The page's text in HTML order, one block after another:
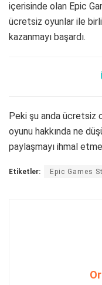
içerisinde olan Epic
ücretsiz oyunlar ile
kazanmayı başardı.
Peki şu anda ücretsiz
oyunu hakkında ne
paylaşmayı ihmal
Etiketler: Epic Games